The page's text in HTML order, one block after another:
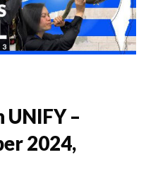
UNIFY –
2024,